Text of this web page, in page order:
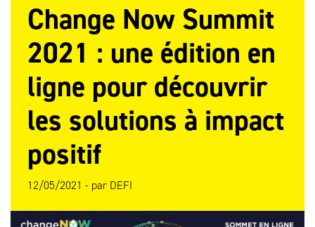
Change Now Summit
2021 : une édition en
ligne pour découvrir
les solutions à impact
positif
12/05/2021 - par DEFI